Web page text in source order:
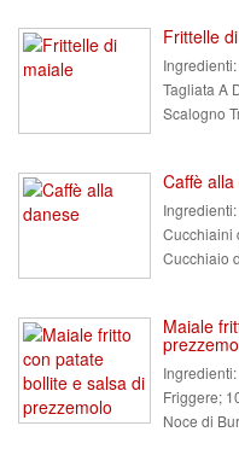
Frittelle
Ingredienti:
Tagliata A
Scalogno
Caffè
Ingredienti:
Cucchiaini
Cucchiaio
Maiale
Ingredienti:
Friggere;
Noce di